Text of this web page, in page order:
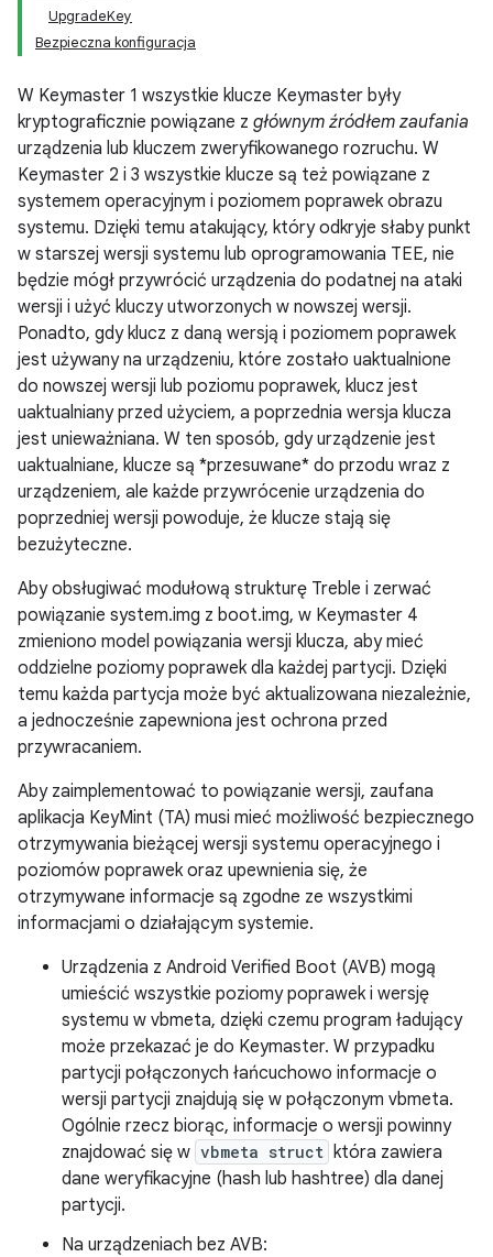
UpgradeKey
Bezpieczna konfiguracja
W Keymaster 1 wszystkie klucze Keymaster były
kryptograficznie powiązane z głównym źródłem zaufania
urządzenia lub kluczem zweryfikowanego rozruchu. W
Keymaster 2 i 3 wszystkie klucze są też powiązane z
systemem operacyjnym i poziomem poprawek obrazu
systemu. Dzięki temu atakujący, który odkryje słaby punkt
w starszej wersji systemu lub oprogramowania TEE, nie
będzie mógł przywrócić urządzenia do podatnej na ataki
wersji i użyć kluczy utworzonych w nowszej wersji.
Ponadto, gdy klucz z daną wersją i poziomem poprawek
jest używany na urządzeniu, które zostało uaktualnione
do nowszej wersji lub poziomu poprawek, klucz jest
uaktualniany przed użyciem, a poprzednia wersja klucza
jest unieważniana. W ten sposób, gdy urządzenie jest
uaktualniane, klucze są *przesuwane* do przodu wraz z
urządzeniem, ale każde przywrócenie urządzenia do
poprzedniej wersji powoduje, że klucze stają się
bezużyteczne.
Aby obsługiwać modułową strukturę Treble i zerwać
powiązanie system.img z boot.img, w Keymaster 4
zmieniono model powiązania wersji klucza, aby mieć
oddzielne poziomy poprawek dla każdej partycji. Dzięki
temu każda partycja może być aktualizowana niezależnie,
a jednocześnie zapewniona jest ochrona przed
przywracaniem.
Aby zaimplementować to powiązanie wersji, zaufana
aplikacja KeyMint (TA) musi mieć możliwość bezpiecznego
otrzymywania bieżącej wersji systemu operacyjnego i
poziomów poprawek oraz upewnienia się, że
otrzymywane informacje są zgodne ze wszystkimi
informacjami o działającym systemie.
Urządzenia z Android Verified Boot (AVB) mogą
umieścić wszystkie poziomy poprawek i wersję
systemu w vbmeta, dzięki czemu program ładujący
może przekazać je do Keymaster. W przypadku
partycji połączonych łańcuchowo informacje o
wersji partycji znajdują się w połączonym vbmeta.
Ogólnie rzecz biorąc, informacje o wersji powinny
znajdować się w vbmeta struct która zawiera
dane weryfikacyjne (hash lub hashtree) dla danej
partycji.
Na urządzeniach bez AVB: